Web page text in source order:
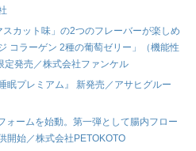
カット味」の2つのフレーバーが楽しめ
コラーゲン 2種の葡萄ゼリー」（機能性
発売／株式会社ファンケル
眠プレミアム』 新発売／アサヒグルー
ォームを始動。第一弾として腸内フロー
開始／株式会社PETOKOTO